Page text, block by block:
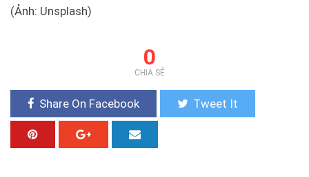
(Ảnh: Unsplash)
0
CHIA SẺ
Share On Facebook Tweet It